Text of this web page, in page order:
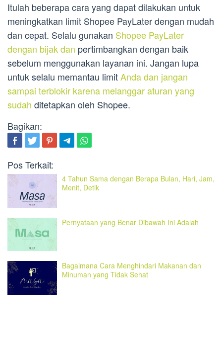
Itulah beberapa cara yang dapat dilakukan untuk
meningkatkan limit Shopee PayLater dengan mudah
dan cepat. Selalu gunakan Shopee PayLater
dengan bijak dan pertimbangkan dengan baik
sebelum menggunakan layanan ini. Jangan lupa
untuk selalu memantau limitAnda dan jangan
sampai terblokir karena melanggar aturan yang
sudah ditetapkan oleh Shopee.
Bagikan:
Pos Terkait:
4 Tahun Sama dengan Berapa Bulan, Hari, Jam,
Menit, Detik
Pernyataan yang Benar Dibawah Ini Adalah
Bagaimana Cara Menghindari Makanan dan
Minuman yang Tidak Sehat